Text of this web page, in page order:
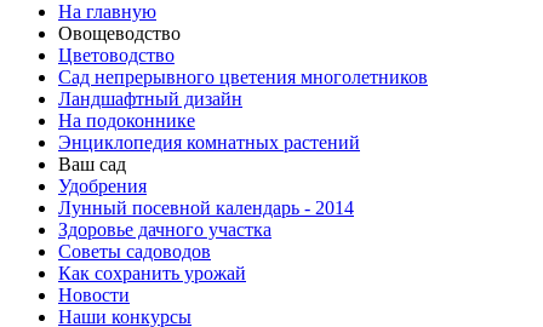
На главную
Овощеводство
Цветоводство
Сад непрерывного цветения многолетников
Ландшафтный дизайн
На подоконнике
Энциклопедия комнатных растений
Ваш сад
Удобрения
Лунный посевной календарь - 2014
Здоровье дачного участка
Советы садоводов
Как сохранить урожай
Новости
Наши конкурсы